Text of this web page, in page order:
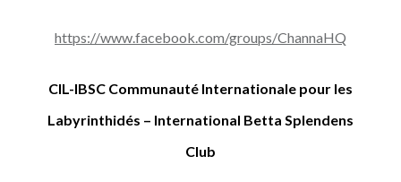
https://www.facebook.com/groups/ChannaHQ
CIL-IBSC Communauté Internationale pour les
Labyrinthidés – International Betta Splendens
Club